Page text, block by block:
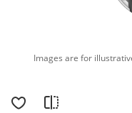
*Images are for